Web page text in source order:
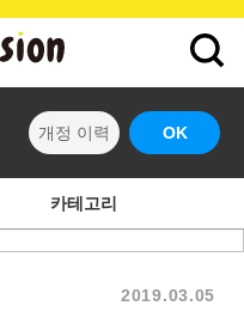
개정 이력 OK
카테고리
2019.03.05